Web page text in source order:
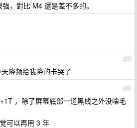
，對比 M4 還是差不多的。
21
降频给我降的卡哭了
22
，除了屏幕底部一道黑线之外没啥毛
可以再用 3 年